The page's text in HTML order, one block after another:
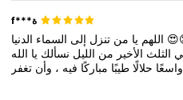
f***ة
اللهم يا من تنزل إلى السماء الدنيا
الثلث الأخير من الليل نسألك يا الله
واسعًا حلالًا طيبًا مباركًا فيه ، وأن تغفر